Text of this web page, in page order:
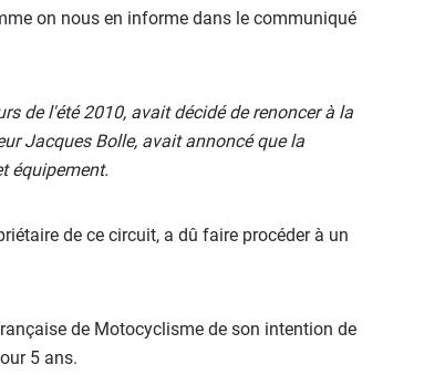
on nous en informe dans le communiqué
de l'été 2010, avait décidé de renoncer à la
Jacques Bolle, avait annoncé que la
équipement.
de ce circuit, a dû faire procéder à un
de Motocyclisme de son intention de
5 ans.